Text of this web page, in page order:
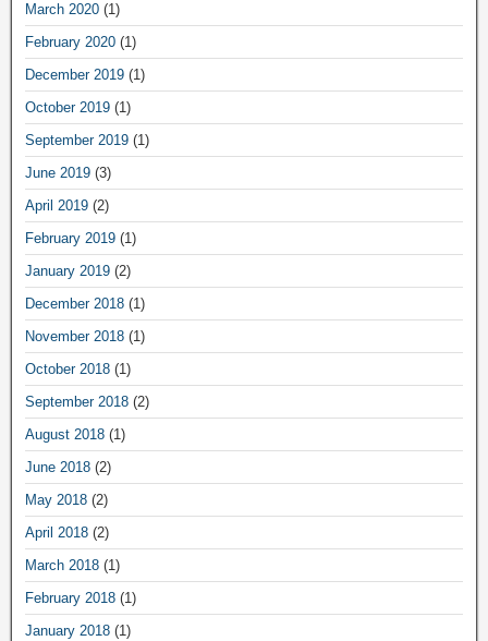
March 2020 (1)
February 2020 (1)
December 2019 (1)
October 2019 (1)
September 2019 (1)
June 2019 (3)
April 2019 (2)
February 2019 (1)
January 2019 (2)
December 2018 (1)
November 2018 (1)
October 2018 (1)
September 2018 (2)
August 2018 (1)
June 2018 (2)
May 2018 (2)
April 2018 (2)
March 2018 (1)
February 2018 (1)
January 2018 (1)